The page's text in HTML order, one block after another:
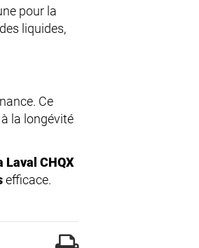
pour la
liquides,
Ce
la longévité
Laval CHQX
efficace.